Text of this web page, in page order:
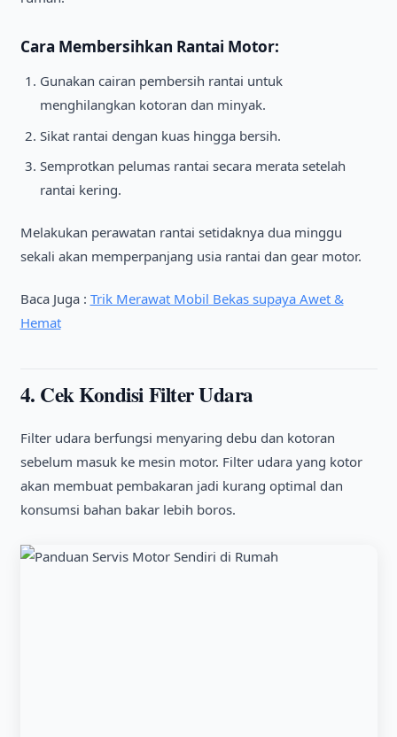
Cara Membersihkan Rantai Motor:
Gunakan cairan pembersih rantai untuk
menghilangkan kotoran dan minyak.
Sikat rantai dengan kuas hingga bersih.
Semprotkan pelumas rantai secara merata setelah
rantai kering.
Melakukan perawatan rantai setidaknya dua minggu
sekali akan memperpanjang usia rantai dan gear motor.
Baca Juga : Trik Merawat Mobil Bekas supaya Awet &
Hemat
4. Cek Kondisi Filter Udara
Filter udara berfungsi menyaring debu dan kotoran
sebelum masuk ke mesin motor. Filter udara yang kotor
akan membuat pembakaran jadi kurang optimal dan
konsumsi bahan bakar lebih boros.